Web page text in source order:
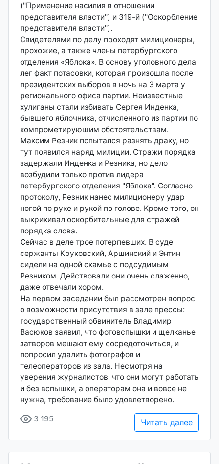
("Применение насилия в отношении
представителя власти") и 319-й ("Оскорбление
представителя власти").
Свидетелями по делу проходят милиционеры,
прохожие, а также члены петербургского
отделения «Яблока». В основу уголовного дела
лег факт потасовки, которая произошла после
президентских выборов в ночь на 3 марта у
регионального офиса партии. Неизвестные
хулиганы стали избивать Сергея Инденка,
бывшего яблочника, отчисленного из партии по
компрометирующим обстоятельствам.
Максим Резник попытался разнять драку, но
тут появился наряд милиции. Стражи порядка
задержали Инденка и Резника, но дело
возбудили только против лидера
петербургского отделения "Яблока". Согласно
протоколу, Резник нанес милиционеру удар
ногой по руке и рукой по голове. Кроме того, он
выкрикивал оскорбительные для стражей
порядка слова.
Сейчас в деле трое потерпевших. В суде
сержанты Круковский, Аршинский и Энтин
сидели на одной скамье с подсудимым
Резником. Действовали они очень слаженно,
даже отвечали хором.
На первом заседании был рассмотрен вопрос
о возможности присутствия в зале прессы:
государственный обвинитель Владимир
Васюков заявил, что фотовспышки и щелканье
затворов мешают ему сосредоточиться, и
попросил удалить фотографов и
телеоператоров из зала. Несмотря на
уверения журналистов, что они могут работать
и без вспышки, а операторам она и вовсе не
нужна, требование было удовлетворено.
3 195 Читать далее